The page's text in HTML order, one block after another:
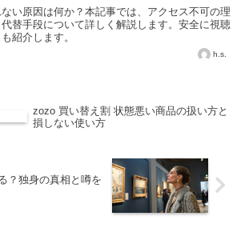
い原因は何か？本記事では、アクセス不可の理
替手段について詳しく解説します。安全に視聴
紹介します。
h.s.
zozo 買い替え割 状態悪い商品の扱い方と
損しない使い方
？独身の真相と噂を